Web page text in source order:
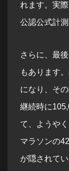
れます。実
公認公式計
さらに、最
もあります
になり、そ
継続時に
て、ようや
マラソンの
が隠されて